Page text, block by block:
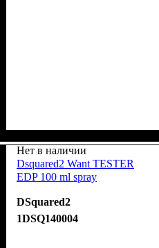
Нет в наличии
Dsquared2 Want TESTER
EDP 100 ml spray
DSquared2
1DSQ140004